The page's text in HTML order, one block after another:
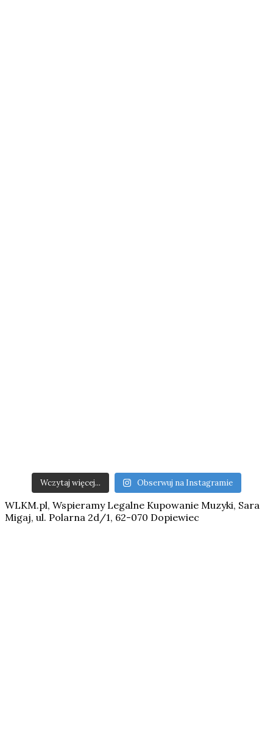
Wczytaj więcej... Obserwuj na Instagramie
WLKM.pl, Wspieramy Legalne Kupowanie Muzyki, Sara
Migaj, ul. Polarna 2d/1, 62-070 Dopiewiec